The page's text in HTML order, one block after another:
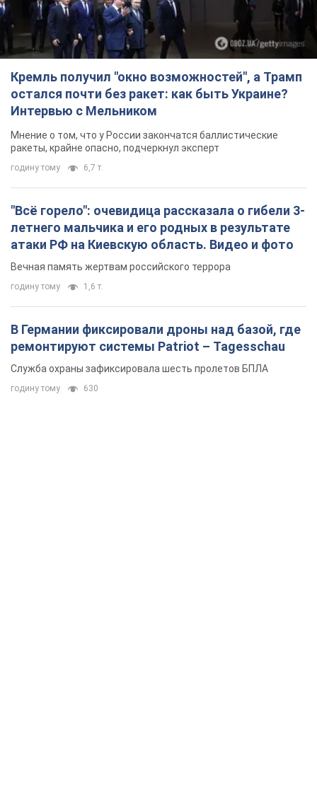
Кремль получил "окно возможностей", а Трамп
остался почти без ракет: как быть Украине?
Интервью с Мельником
Мнение о том, что у России закончатся баллистические
ракеты, крайне опасно, подчеркнул эксперт
годину тому 6,7 т.
"Всё горело": очевидица рассказала о гибели 3-
летнего мальчика и его родных в результате
атаки РФ на Киевскую область. Видео и фото
Вечная память жертвам российского террора
годину тому 1,6 т.
В Германии фиксировали дроны над базой, где
ремонтируют системы Patriot – Tagesschau
Служба охраны зафиксировала шесть пролетов БПЛА
годину тому 630